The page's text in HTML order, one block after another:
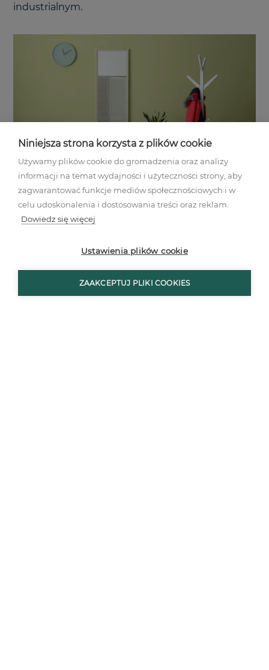
industrialnym.
jednak ograniczać się do subtelnych kolorów.
zabiegi stylistyczne, np. w postaci wprowadzenia
intensywnych barw za sprawą dodatków czy
Niniejsza strona korzysta z plików cookie
Używamy plików cookie do gromadzenia oraz analizy
informacji na temat wydajności i użyteczności strony, aby
zagwarantować funkcje mediów społecznościowych i w
celu udoskonalenia i dostosowania treści oraz reklam.
Dowiedz się więcej
Ustawienia plików cookie
ZAAKCEPTUJ PLIKI COOKIES